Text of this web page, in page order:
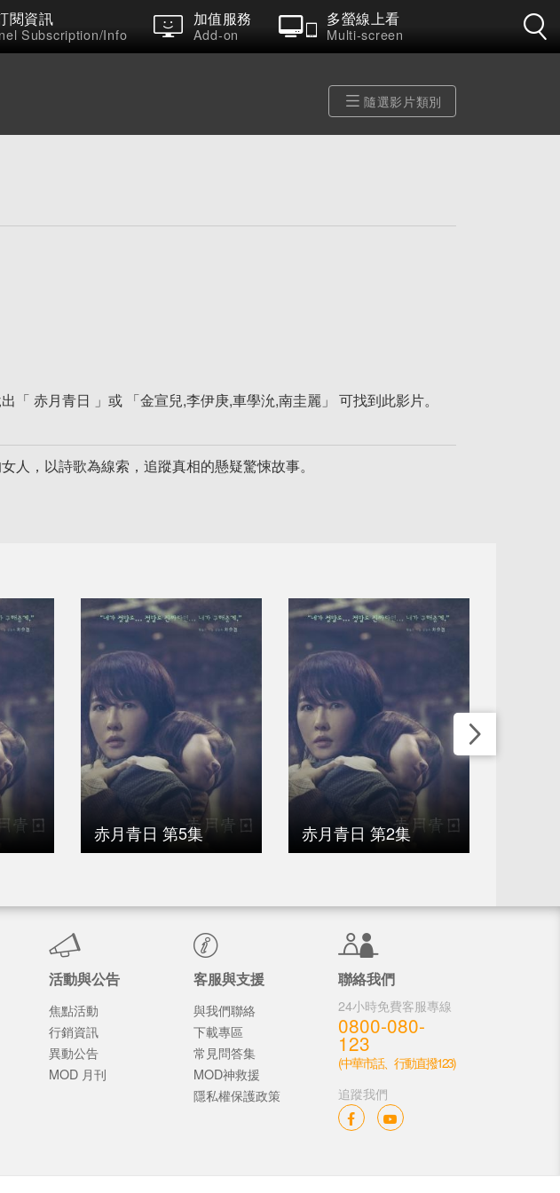
閱資訊
Subscription/Info
加值服務
Add-on
多螢線上看
Multi-screen
隨選影片類別
「 赤月青日 」或 「金宣兒,李伊庚,車學沇,南圭麗」 可找到此影片。
人，以詩歌為線索，追蹤真相的懸疑驚悚故事。
赤月青日 第5集 赤月青日 第2集
活動與公告
焦點活動
行銷資訊
異動公告
MOD 月刊
客服與支援
與我們聯絡
下載專區
常見問答集
MOD神救援
隱私權保護政策
聯絡我們
24小時免費客服專線
0800-080-
123
(中華市話、行動直撥123)
追蹤我們